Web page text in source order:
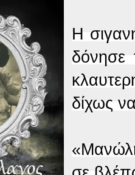
Η
δόνησε
δίχως